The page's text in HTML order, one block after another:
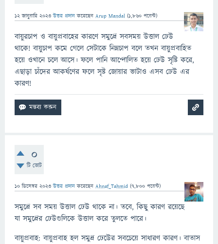
12 জানুয়ারি 2023 উত্তর প্রদান করেছেন Arup Mandal (1,860 পয়েন্ট)
বায়ুরচাপ ও বায়ুপ্রবাহের কারণে সমুদ্রে সবসময় উত্তাল ঢেউ
থাকে! বায়ুচাপ কমে গেলে সেটাকে নিম্নচাপ বলে তখন বায়ুপ্রবাহিত
হয়ে ওখানে চলে আসে। ফলে পানি আন্দোলিত হয়ে ঢেউ সৃষ্টি করে,
এছাড়া চাঁদের আকর্ষণের ফলে সৃষ্ট জোয়ার ভাটাও এসব ঢেউ এর
কারণ!
0
টি ভোট
10 ডিসেম্বর 2023 উত্তর প্রদান করেছেন Ahnaf_Tahmid (7,800 পয়েন্ট)
সমুদ্রে সব সময় উত্তাল ঢেউ থাকে না। তবে, কিছু কারণ রয়েছে
যা সমুদ্রের ঢেউগুলিকে উত্তাল করে তুলতে পারে।
বায়ুপ্রবাহ: বায়ুপ্রবাহ হল সমুদ্র ঢেউের সবচেয়ে সাধারণ কারণ। বাতাস